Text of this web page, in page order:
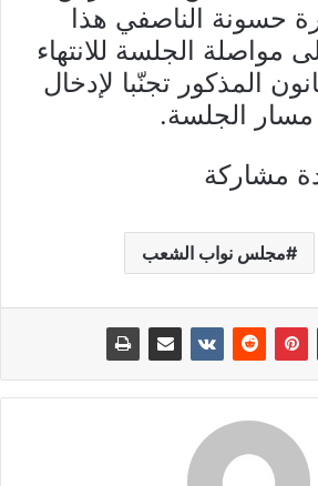
حسونة الناصفي هذا
مواصلة الجلسة للانتهاء
المذكور تجنّبا لإدخال
مسار الجلسة.
مجلس نواب الشعب